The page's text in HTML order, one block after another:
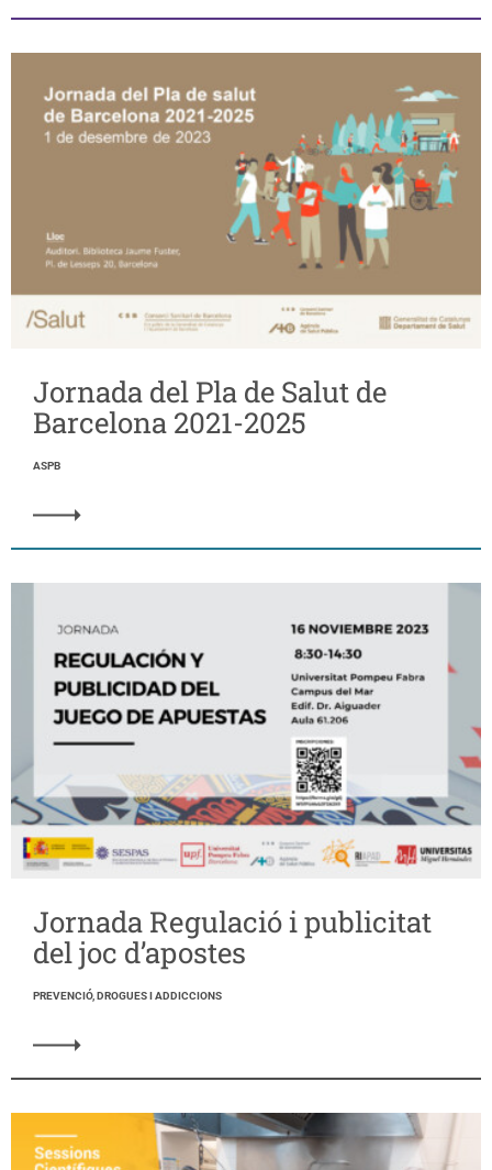
Jornada del Pla de Salut de
Barcelona 2021-2025
ASPB
Jornada Regulació i publicitat
del joc d’apostes
PREVENCIÓ, DROGUES I ADDICCIONS